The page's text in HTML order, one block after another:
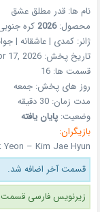
نام ها: قدر مطلق عشق
محصول:2026 کره
ژانر:کمدی | عاشقانه |
تاریخ پخش:17, 2026
قسمت ها: 16
روز های پخش:جمعه
مدت زمان:30 دقیقه
وضعیت:پایان یافته
بازیگران:
– Kim Jae Hyun
قسمت آخر اضافه شد.
زیرنویس فارسی قسمت